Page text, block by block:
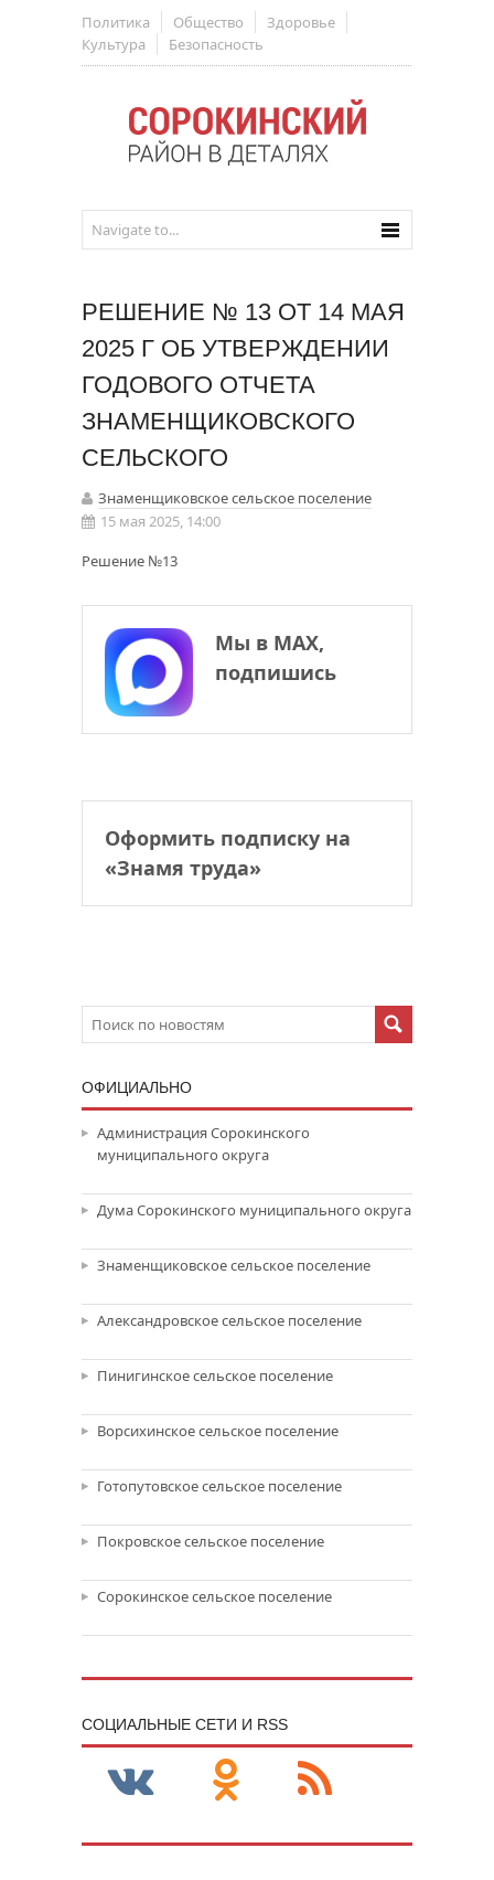
Политика Общество
Здоровье
Культура
Безопасность
РЕШЕНИЕ № 13 ОТ 14 МАЯ
2025 Г ОБ УТВЕРЖДЕНИИ
ГОДОВОГО ОТЧЕТА
ЗНАМЕНЩИКОВСКОГО
СЕЛЬСКОГО
Знаменщиковское сельское поселение
15 мая 2025, 14:00
Решение №13
Мы в МАХ,
подпишись
Оформить подписку на
«Знамя труда»
ОФИЦИАЛЬНО
Администрация Сорокинского
муниципального округа
Дума Сорокинского муниципального округа
Знаменщиковское сельское поселение
Александровское сельское поселение
Пинигинское сельское поселение
Ворсихинское сельское поселение
Готопутовское сельское поселение
Покровское сельское поселение
Сорокинское сельское поселение
CОЦИАЛЬНЫЕ СЕТИ И RSS